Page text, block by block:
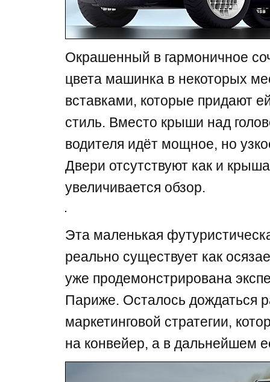
Окрашенный в гармоничное
цвета машинка в некоторых
вставками, которые придают
стиль. Вместо крыши над
водителя идёт мощное, но
Двери отсутствуют как и
увеличивается обзор.
Эта маленькая
реально существует как
уже продемонстрирована
Париже. Осталось дождаться
маркетинговой стратегии,
на конвейер, а в дальнейшем